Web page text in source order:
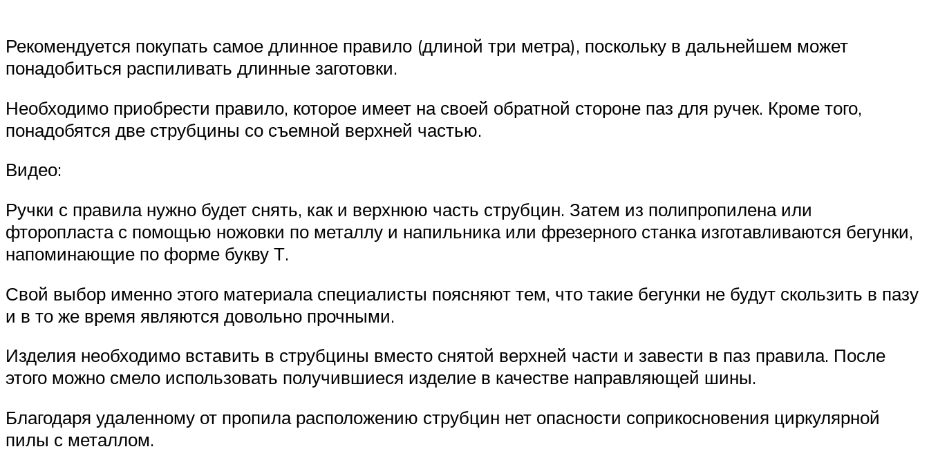
Рекомендуется покупать самое длинное правило (длиной три метра), поскольку в дальнейшем может
понадобиться распиливать длинные заготовки.
Необходимо приобрести правило, которое имеет на своей обратной стороне паз для ручек. Кроме того,
понадобятся две струбцины со съемной верхней частью.
Видео:
Ручки с правила нужно будет снять, как и верхнюю часть струбцин. Затем из полипропилена или
фторопласта с помощью ножовки по металлу и напильника или фрезерного станка изготавливаются бегунки,
напоминающие по форме букву Т.
Свой выбор именно этого материала специалисты поясняют тем, что такие бегунки не будут скользить в пазу
и в то же время являются довольно прочными.
Изделия необходимо вставить в струбцины вместо снятой верхней части и завести в паз правила. После
этого можно смело использовать получившиеся изделие в качестве направляющей шины.
Благодаря удаленному от пропила расположению струбцин нет опасности соприкосновения циркулярной
пилы с металлом.